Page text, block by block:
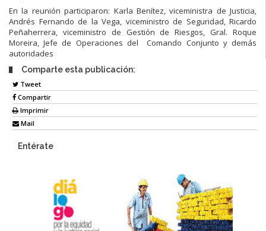
En la reunión participaron: Karla Benítez, viceministra de Justicia,
Andrés Fernando de la Vega, viceministro de Seguridad, Ricardo
Peñaherrera, viceministro de Gestión de Riesgos, Gral. Roque
Moreira, Jefe de Operaciones del Comando Conjunto y demás
autoridades
Comparte esta publicación:
Tweet
Compartir
Imprimir
Mail
Entérate